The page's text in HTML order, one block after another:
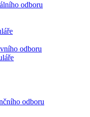
odboru
odboru
odboru